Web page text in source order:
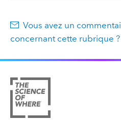
Vous avez un
concernant cette rubrique ?